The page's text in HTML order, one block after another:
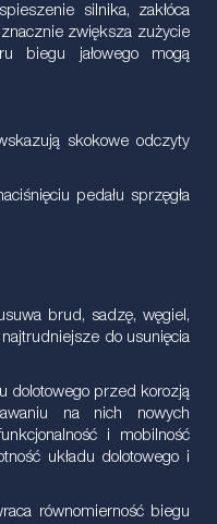
silnika, zakłóca
zwiększa zużycie
biegu jałowego mogą
skokowe odczyty
pedału sprzęgła
brud, sadzę, węgiel,
do usunięcia
dolotowego przed korozją
na nich nowych
i mobilność
układu dolotowego i
równomierność biegu